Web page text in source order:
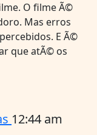
O filme Ã©
Mas erros
E Ã©
que atÃ© os
12:44 am